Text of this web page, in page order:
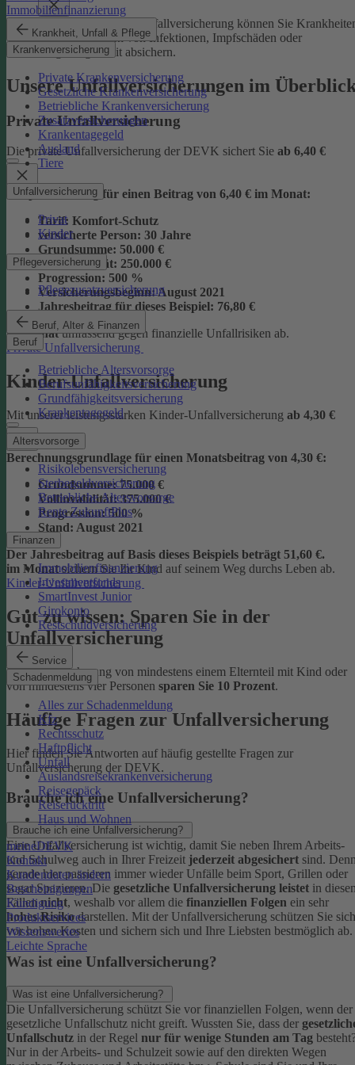
Immobilienfinanzierung
Krankheit, Unfall & Pflege
Krankenversicherung
Private Krankenversicherung
Gesetzliche Krankenversicherung
Betriebliche Krankenversicherung
Zusatzversicherungen
Krankentagegeld
Ausland
Tiere
Unfallversicherung
Privat
Kinder
Pflegeversicherung
Pflegezusatzversicherung
Beruf, Alter & Finanzen
Beruf
Betriebliche Altersvorsorge
Berufsunfähigkeitsversicherung
Grundfähigkeitsversicherung
Krankentagegeld
Altersvorsorge
Risikolebensversicherung
Sterbegeldversicherung
Betriebliche Altersvorsorge
Rente ZukunftPlus
Finanzen
Immobilienfinanzierung
Investmentfonds
SmartInvest Junior
Girokonto
Restschuldversicherung
Service
Schadenmeldung
Alles zur Schadenmeldung
Kfz
Rechtsschutz
Haftpflicht
Unfall
Auslandsreisekrankenversicherung
Reisegepäck
Reiserücktritt
Haus und Wohnen
meineDEVK
Kontakt
Kundendaten ändern
Bescheinigungen
Kündigung
Produktservices
Wissenswertes
Leichte Sprache
Mit der Junior-Plus-Unfallversicherung können Sie
sowie die Folgen von Infektionen, Impfschäden oder
Vergiftungen mit absichern.
Unsere Unfallversicherungen im
Private Unfallversicherung
Die private Unfallversicherung der DEVK sichert Sie ab 6,40 €
Beispielrechnung für einen Beitrag von 6,40 € im Monat:
Tarif: Komfort-Schutz
versicherte Person: 30 Jahre
Grundsumme: 50.000 €
Vollinvalidität: 250.000 €
Progression: 500 %
Versicherungsbeginn:August 2021
Jahresbeitrag für dieses Beispiel: 76,80 €
im Monatumfassend gegen finanzielle Unfallrisiken ab.
Private Unfallversicherung
Kinder-Unfallversicherung
Mit unserer leistungsstarken Kinder-Unfallversicherung ab 4,30 €
Berechnungsgrundlage für einen Monatsbeitrag von 4,30 €:
Grundsumme:75.000 €
Vollinvalidität:375.000 €
Progression:500 %
Stand: August 2021
Der Jahresbeitrag auf Basis dieses Beispiels beträgt 51,60 €.
im Monatsichern Sie Ihr Kind auf seinem Weg durchs Leben ab.
Kinder-Unfallversicherung
Gut zu wissen: Sparen Sie in der
Unfallversicherung
Bei der Versicherung von mindestens einem Elternteil mit Kind oder
von mindestens vier Personen sparen Sie 10 Prozent.
Häufige Fragen zur Unfallversicherung
Hier finden Sie Antworten auf häufig gestellte Fragen zur
Unfallversicherung der DEVK.
Brauche ich eine Unfallversicherung?
Brauche ich eine Unfallversicherung?
Eine Unfallversicherung ist wichtig, damit Sie neben Ihrem Arbeits-
und Schulweg auch in Ihrer Freizeit jederzeit abgesichert sind.
gerade hier passieren immer wieder Unfälle beim Sport, Grillen oder
sogar Spazieren. Die gesetzliche Unfallversicherung leistet in
Fällennicht, weshalb vor allem die finanziellen Folgen ein sehr
hohes Risikodarstellen. Mit der Unfallversicherung schützen Sie sich
vor hohen Kosten und sichern sich und Ihre Liebsten bestmöglich ab.
Was ist eine Unfallversicherung?
Was ist eine Unfallversicherung?
Die Unfallversicherung schützt Sie vor finanziellen Folgen, wenn der
gesetzliche Unfallschutz nicht greift. Wussten Sie, dass der
Unfallschutz in der Regel nur für wenige Stunden am Tag
Nur in der Arbeits- und Schulzeit sowie auf den direkten Wegen